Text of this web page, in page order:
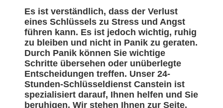
Es ist verständlich, dass der Verlust
eines Schlüssels zu Stress und Angst
führen kann. Es ist jedoch wichtig, ruhig
zu bleiben und nicht in Panik zu geraten.
Durch Panik können Sie wichtige
Schritte übersehen oder unüberlegte
Entscheidungen treffen. Unser 24-
Stunden-Schlüsseldienst Canstein ist
spezialisiert darauf, Ihnen helfen und Sie
beruhigen. Wir stehen Ihnen zur Seite,